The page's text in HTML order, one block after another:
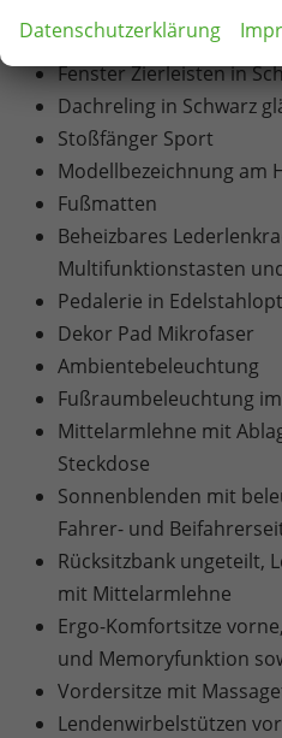
(DCC Plus)
Fenster Zierleisten in
Dachreling in Schwarz
Stoßfänger Sport
Modellbezeichnung am
Fußmatten
Beheizbares
Multifunktionstasten
Pedalerie in
Dekor Pad Mikrofaser
Ambientebeleuchtung
Fußraumbeleuchtung
Mittelarmlehne mit
Steckdose
Sonnenblenden mit
Fahrer- und
Rücksitzbank ungeteilt,
mit Mittelarmlehne
Ergo-Komfortsitze
und Memoryfunktion
Vordersitze mit
Lendenwirbelstützen
Datenschutzerklärung